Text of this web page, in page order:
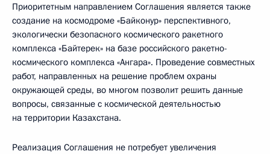
Приоритетным направлением Соглашения является также
создание на космодроме «Байконур» перспективного,
экологически безопасного космического ракетного
комплекса «Байтерек» на базе российского ракетно-
космического комплекса «Ангара». Проведение совместных
работ, направленных на решение проблем охраны
окружающей среды, во многом позволит решить данные
вопросы, связанные с космической деятельностью
на территории Казахстана.
Реализация Соглашения не потребует увеличения